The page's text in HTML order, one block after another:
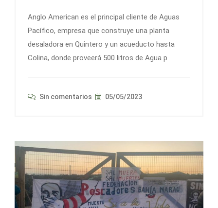
Anglo American es el principal cliente de Aguas
Pacífico, empresa que construye una planta
desaladora en Quintero y un acueducto hasta
Colina, donde proveerá 500 litros de Agua p
Sin comentarios 05/05/2023